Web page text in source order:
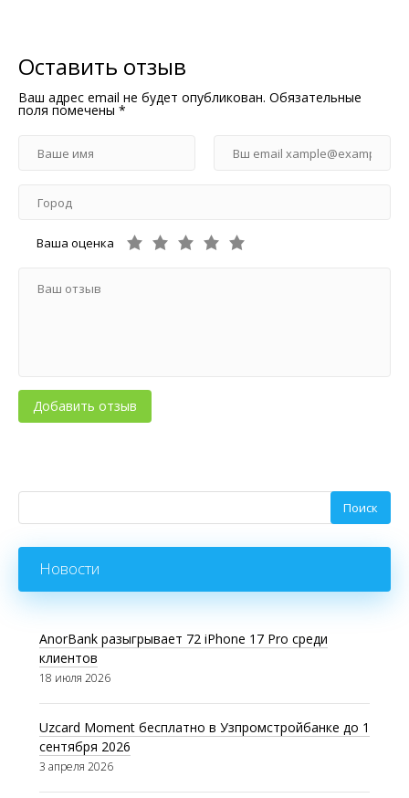
Оставить отзыв
Ваш адрес email не будет опубликован. Обязательные
поля помечены *
Ваша оценка
Новости
AnorBank разыгрывает 72 iPhone 17 Pro среди
клиентов
18 июля 2026
Uzcard Moment бесплатно в Узпромстройбанке до 1
сентября 2026
3 апреля 2026